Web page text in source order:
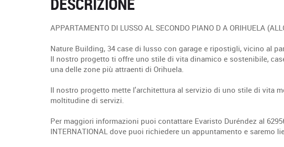
APPARTAMENTO DI LUSSO AL SECONDO PIANO D A ORIHUELA
Nature Building, 34 case di lusso con garage e ripostigli, vicino al
Il nostro progetto ti offre uno stile di vita dinamico e sostenibile,
una delle zone più attraenti di Orihuela.
Il nostro progetto mette l'architettura al servizio di uno stile di vita
moltitudine di servizi.
Per maggiori informazioni puoi contattare Evaristo Duréndez al
INTERNATIONAL dove puoi richiedere un appuntamento e saremo